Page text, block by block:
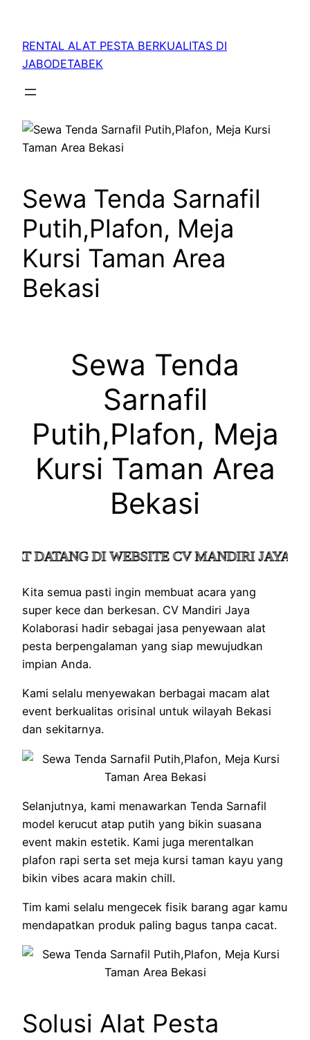
RENTAL ALAT PESTA BERKUALITAS DI
JABODETABEK
Sewa Tenda Sarnafil
Putih,Plafon, Meja
Kursi Taman Area
Bekasi
Sewa Tenda
Sarnafil
Putih,Plafon, Meja
Kursi Taman Area
Bekasi
DATANG DI WEBSITE CV MANDIRI JAYA
Kita semua pasti ingin membuat acara yang
super kece dan berkesan. CV Mandiri Jaya
Kolaborasi hadir sebagai jasa penyewaan alat
pesta berpengalaman yang siap mewujudkan
impian Anda.
Kami selalu menyewakan berbagai macam alat
event berkualitas orisinal untuk wilayah Bekasi
dan sekitarnya.
Selanjutnya, kami menawarkan Tenda Sarnafil
model kerucut atap putih yang bikin suasana
event makin estetik. Kami juga merentalkan
plafon rapi serta set meja kursi taman kayu yang
bikin vibes acara makin chill.
Tim kami selalu mengecek fisik barang agar kamu
mendapatkan produk paling bagus tanpa cacat.
Solusi Alat Pesta